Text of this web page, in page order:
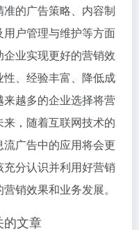
的广告策略、内容制
户管理与维护等方面
业实现更好的营销效
、经验丰富、降低成
越多的企业选择将营
，随着互联网技术的
广告中的应用将会更
分认识并利用好营销
销效果和业务发展。
的文章